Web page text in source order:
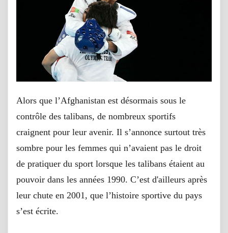
Alors que l’Afghanistan est désormais sous le
contrôle des talibans, de nombreux sportifs
craignent pour leur avenir. Il s’annonce surtout très
sombre pour les femmes qui n’avaient pas le droit
de pratiquer du sport lorsque les talibans étaient au
pouvoir dans les années 1990. C’est d'ailleurs après
leur chute en 2001, que l’histoire sportive du pays
s’est écrite.